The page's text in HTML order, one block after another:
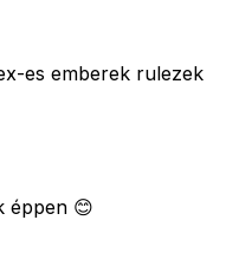
es emberek rulezek
éppen 😊